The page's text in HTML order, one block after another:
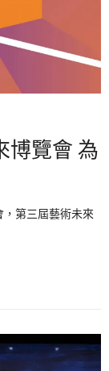
博覽會 為
第三屆藝術未來